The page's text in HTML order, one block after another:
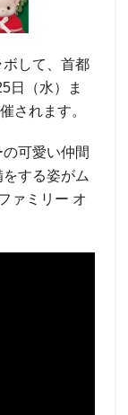
して、首都
日（水）ま
されます。
可愛い仲間
する姿がム
ァミリー オ